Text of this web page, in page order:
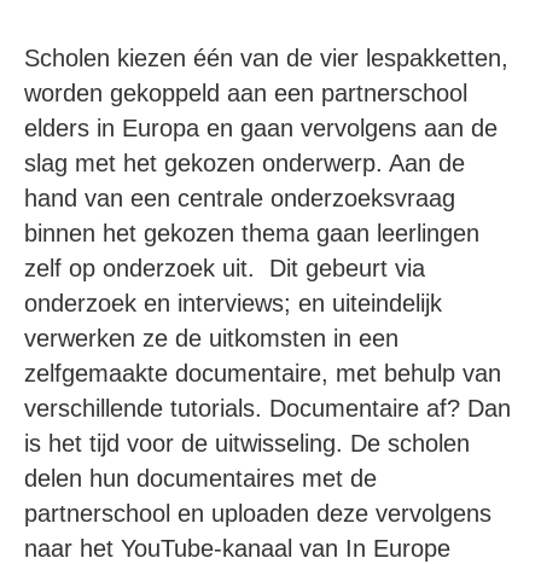
Scholen kiezen één van de vier lespakketten,
worden gekoppeld aan een partnerschool
elders in Europa en gaan vervolgens aan de
slag met het gekozen onderwerp. Aan de
hand van een centrale onderzoeksvraag
binnen het gekozen thema gaan leerlingen
zelf op onderzoek uit. Dit gebeurt via
onderzoek en interviews; en uiteindelijk
verwerken ze de uitkomsten in een
zelfgemaakte documentaire, met behulp van
verschillende tutorials. Documentaire af? Dan
is het tijd voor de uitwisseling. De scholen
delen hun documentaires met de
partnerschool en uploaden deze vervolgens
naar het YouTube-kanaal van In Europe